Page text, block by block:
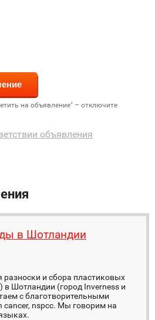
на объявление" – отключите
объявления
в Шотландии
и сбора пластиковых
в Шотландии (город Inverness и
с благотворительными
cancer, nspcc. Мы говорим на